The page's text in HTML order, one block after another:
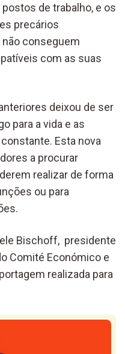
de trabalho, e os
precários
conseguem
com as suas
deixou de ser
para a vida e as
Esta nova
a procurar
realizar de forma
ou para
Bischoff, presidente
Comité Económico e
realizada para